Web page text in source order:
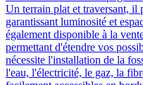
Un terrain plat et traversant, il
garantissant luminosité et
également disponible à la
permettant d'étendre vos
nécessite l'installation de la
l'eau, l'électricité, le gaz, la